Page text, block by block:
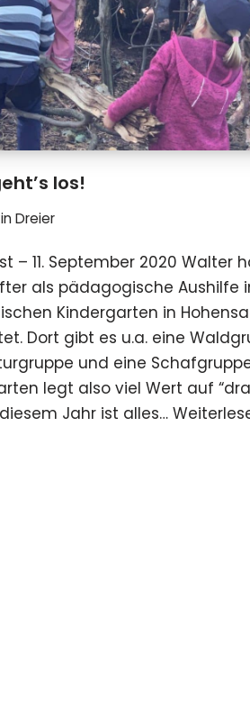
los!
Dreier
– 11. September 2020 Walter
als pädagogische Aushilfe
Kindergarten in
Dort gibt es u.a. eine
und eine
legt also viel Wert auf
diesem Jahr ist alles…